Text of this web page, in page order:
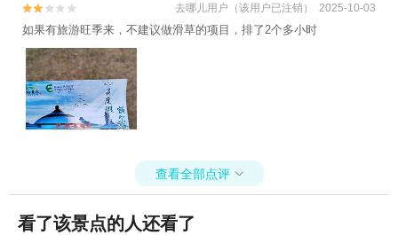

 去哪儿用户（该用户已注销） 2025-10-03
如果有旅游旺季来，不建议做滑草的项目，排了2个多小时
查看全部点评 
看了该景点的人还看了